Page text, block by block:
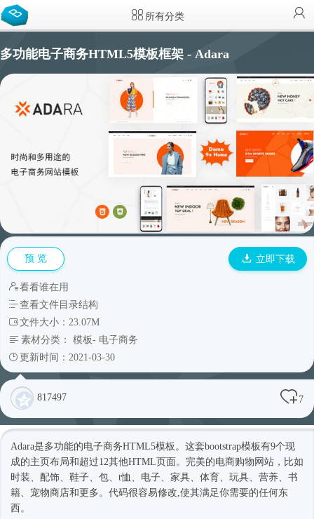
所有分类
多功能电子商务HTML5模板框架 - Adara
预 览 立即下载
看看谁在用
查看文件目录结构
文件大小：23.07M
素材分类： 模板- 电子商务
更新时间：2021-03-30
817497 7
Adara是多功能的电子商务HTML5模板 。这套bootstrap模板有9个现
成的主页布局和超过12其他HTML页面。完美的电商购物网站，比如
时装、配饰、鞋子、包、t恤、电子、家具、体育、玩具、营养、书
籍、宠物商店和更多。代码很容易修改,使其满足你需要的任何东
西。